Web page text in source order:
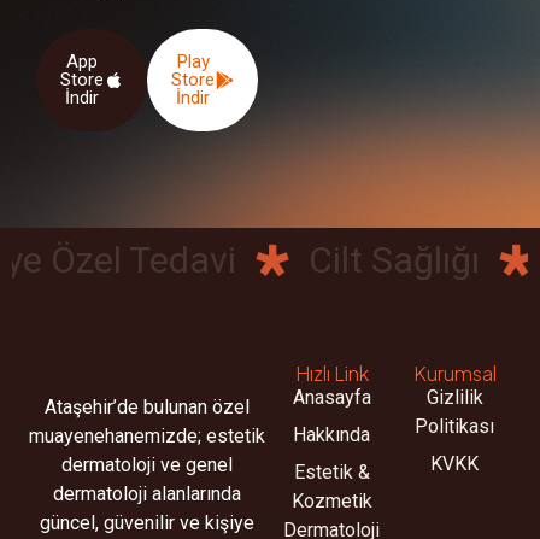
App
Store
İndir
Play
Store
İndir
Özel Tedavi Cilt Sağlığı
Ataşehir’de bulunan özel
muayenehanemizde; estetik
dermatoloji ve genel
dermatoloji alanlarında
güncel, güvenilir ve kişiye
Hızlı Link
Anasayfa
Hakkında
Estetik &
Kozmetik
Dermatoloji
Kurumsal
Gizlilik
Politikası
KVKK